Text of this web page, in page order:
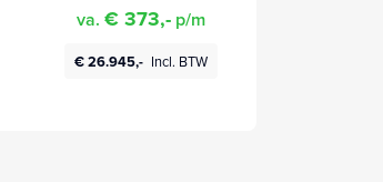
va. € 373,- p/m
€ 26.945,- Incl. BTW